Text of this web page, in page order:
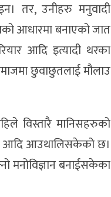
तर, उनीहरु मनुवादी
आधारमा बनाएको जात
आदि इत्यादी थरका
छुवाछुतलाई मौलाउ
विस्तारै मानिसहरुको
आदि आउथालिसकेको छ।
मनोविज्ञान बनाईसकेका